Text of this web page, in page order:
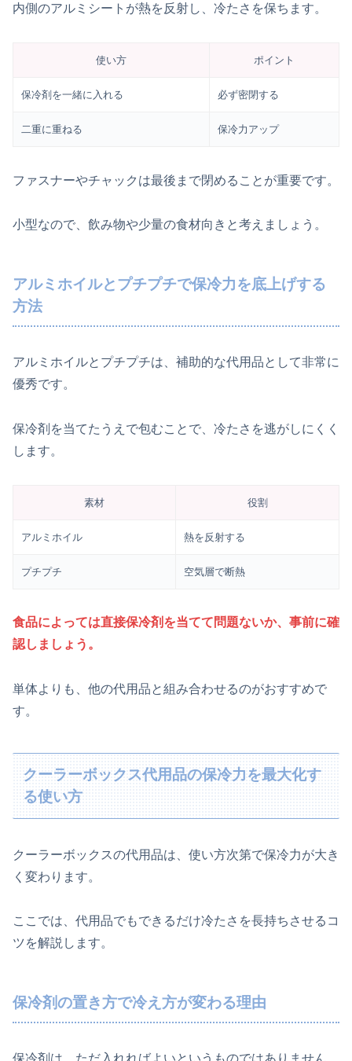
内側のアルミシートが熱を反射し、冷たさを保ちます。
使い方 ポイント
保冷剤を一緒に入れる 必ず密閉する
二重に重ねる 保冷力アップ
ファスナーやチャックは最後まで閉めることが重要です。
小型なので、飲み物や少量の食材向きと考えましょう。
アルミホイルとプチプチで保冷力を底上げする
方法
アルミホイルとプチプチは、補助的な代用品として非常に
優秀です。
保冷剤を当てたうえで包むことで、冷たさを逃がしにくく
します。
素材 役割
アルミホイル 熱を反射する
プチプチ 空気層で断熱
食品によっては直接保冷剤を当てて問題ないか、事前に確
認しましょう。
単体よりも、他の代用品と組み合わせるのがおすすめで
す。
クーラーボックス代用品の保冷力を最大化す
る使い方
クーラーボックスの代用品は、使い方次第で保冷力が大き
く変わります。
ここでは、代用品でもできるだけ冷たさを長持ちさせるコ
ツを解説します。
保冷剤の置き方で冷え方が変わる理由
保冷剤は、ただ入れればよいというものではありません。